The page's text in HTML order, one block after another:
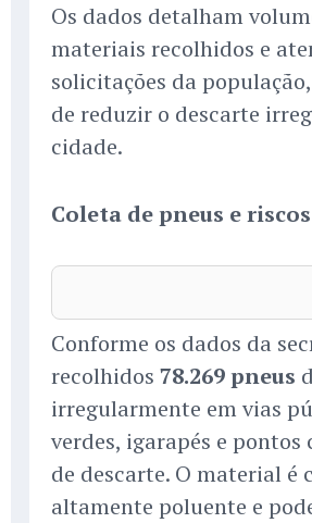
Os dados detalham
materiais recolhidos e
solicitações da
de reduzir o descarte
cidade.
Coleta de pneus e
Conforme os dados da
recolhidos 78.269 pneus
irregularmente em vias
verdes, igarapés e pontos
de descarte. O material é
altamente poluente e